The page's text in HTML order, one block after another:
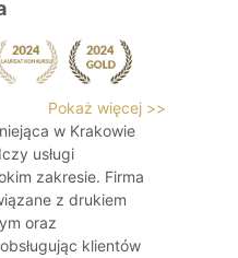
Pokaż więcej >>
w Krakowie
usługi
zakresie. Firma
z drukiem
oraz
klientów